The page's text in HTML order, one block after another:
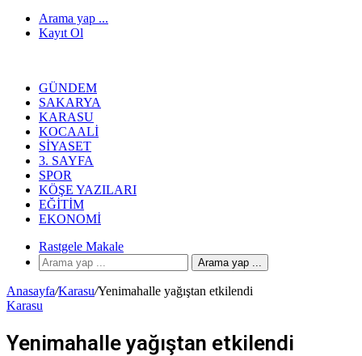
Arama yap ...
Kayıt Ol
GÜNDEM
SAKARYA
KARASU
KOCAALI
SIYASET
3. SAYFA
SPOR
KÖŞE YAZILARI
EĞITIM
EKONOMI
Rastgele Makale
Arama yap ...
Anasayfa/Karasu/Yenimahalle yağıştan etkilendi
Karasu
Yenimahalle yağıştan etkilendi